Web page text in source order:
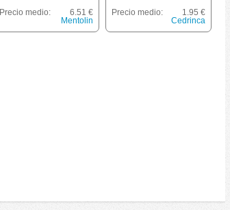
Precio medio:
6.51 €
Mentolin
Precio medio:
1.95 €
Cedrinca